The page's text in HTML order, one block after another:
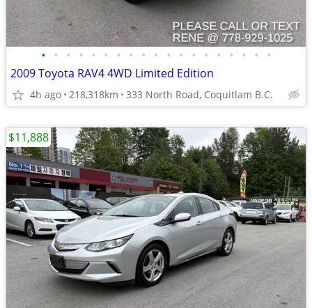
• • • • • • • • • • • • • • • • • • •
2009 Toyota RAV4 4WD Limited Edition
4h ago 218,318km 333 North Road, Coquitlam B.C.
$11,888